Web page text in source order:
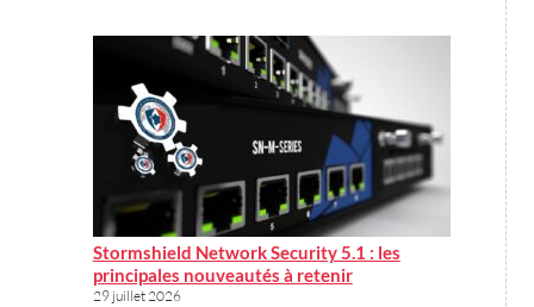
Stormshield Network Security 5.1 : les
principales nouveautés à retenir
29 juillet 2026